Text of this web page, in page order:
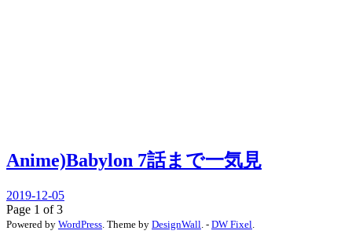
Anime)Babylon 7話まで一気見
2019-12-05
Page 1 of 3
Powered by WordPress . Theme by DesignWall . - DW Fixel